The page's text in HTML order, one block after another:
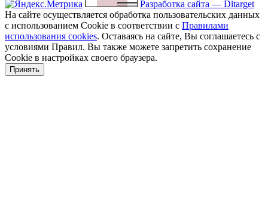
Разработка сайта — Ditarget
На сайте осуществляется обработка пользовательских данных
с использованием Cookie в соответствии с Правилами
использования cookies. Оставаясь на сайте, Вы соглашаетесь с
условиями Правил. Вы также можете запретить сохранение
Cookie в настройках своего браузера.
Принять